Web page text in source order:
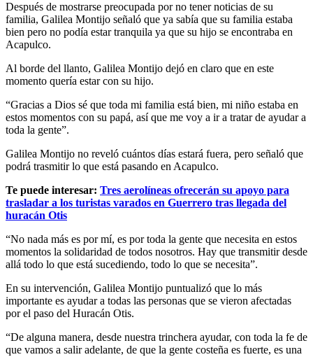
Después de mostrarse preocupada por no tener noticias de su
familia, Galilea Montijo señaló que ya sabía que su familia estaba
bien pero no podía estar tranquila ya que su hijo se encontraba en
Acapulco.
Al borde del llanto, Galilea Montijo dejó en claro que en este
momento quería estar con su hijo.
“Gracias a Dios sé que toda mi familia está bien, mi niño estaba en
estos momentos con su papá, así que me voy a ir a tratar de ayudar a
toda la gente”.
Galilea Montijo no reveló cuántos días estará fuera, pero señaló que
podrá trasmitir lo que está pasando en Acapulco.
Te puede interesar: Tres aerolíneas ofrecerán su apoyo para
trasladar a los turistas varados en Guerrero tras llegada del
huracán Otis
“No nada más es por mí, es por toda la gente que necesita en estos
momentos la solidaridad de todos nosotros. Hay que transmitir desde
allá todo lo que está sucediendo, todo lo que se necesita”.
En su intervención, Galilea Montijo puntualizó que lo más
importante es ayudar a todas las personas que se vieron afectadas
por el paso del Huracán Otis.
“De alguna manera, desde nuestra trinchera ayudar, con toda la fe de
que vamos a salir adelante, de que la gente costeña es fuerte, es una